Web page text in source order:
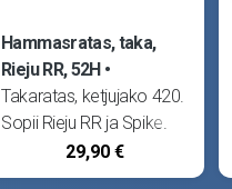
Hammasratas, taka,
Rieju RR, 52H
Takaratas, ketjujako 420.
Sopii Rieju RR ja Spike.
29,90 €